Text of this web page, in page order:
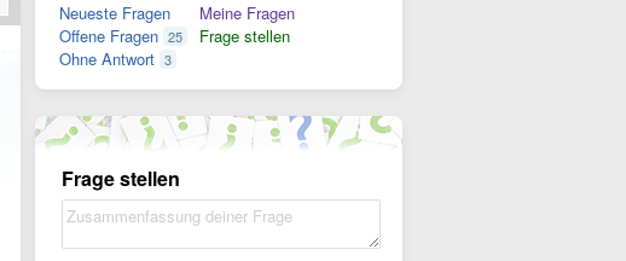
Neueste Fragen
Offene Fragen 25
Ohne Antwort 3
Meine Fragen
Frage stellen
Frage stellen